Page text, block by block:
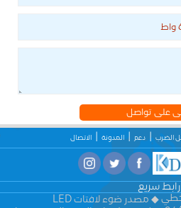
على تواصل
الضرب دعم المدونة الاتصال
سريع
مصدر ضوء لافتات LED